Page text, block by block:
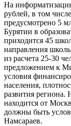
На
рублей, в том
предусмотрено 5
Бурятии в
приходится 45
направления
из расчета 25-30
предложением к
условия
населения,
развития региона.
находится от
должны быть
Намсараев.